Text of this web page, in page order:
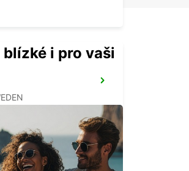
i pro vaši